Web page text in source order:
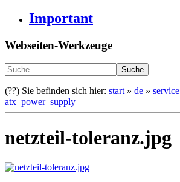
Important
Webseiten-Werkzeuge
Suche
(??) Sie befinden sich hier: start» de » service
atx_power_supply
netzteil-toleranz.jpg